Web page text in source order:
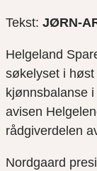
Tekst: JØRN-
Helgeland
søkelyset i
kjønnsbalanse
avisen
rådgiverdelen
Nordgaard